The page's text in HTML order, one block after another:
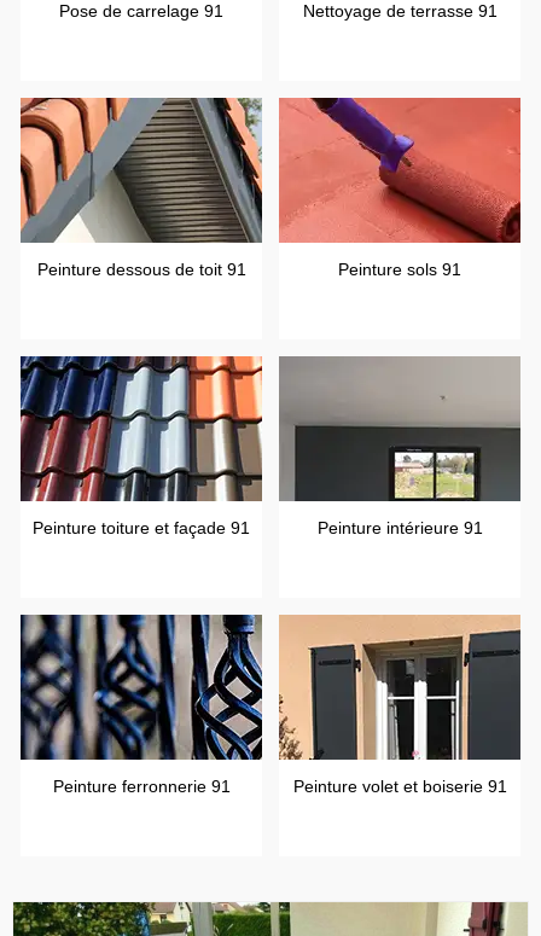
Pose de carrelage 91 Nettoyage de terrasse 91
Peinture dessous de toit 91 Peinture sols 91
Peinture toiture et façade 91 Peinture intérieure 91
Peinture ferronnerie 91 Peinture volet et boiserie 91